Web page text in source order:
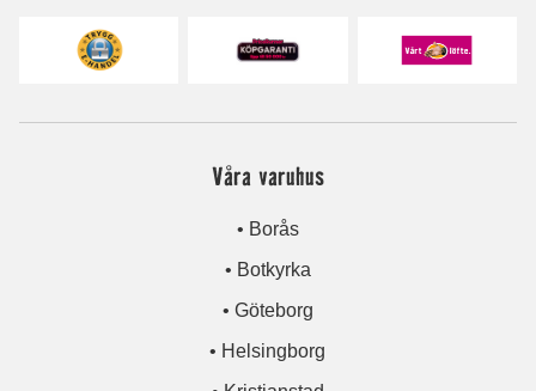
Våra varuhus
• Borås
• Botkyrka
• Göteborg
• Helsingborg